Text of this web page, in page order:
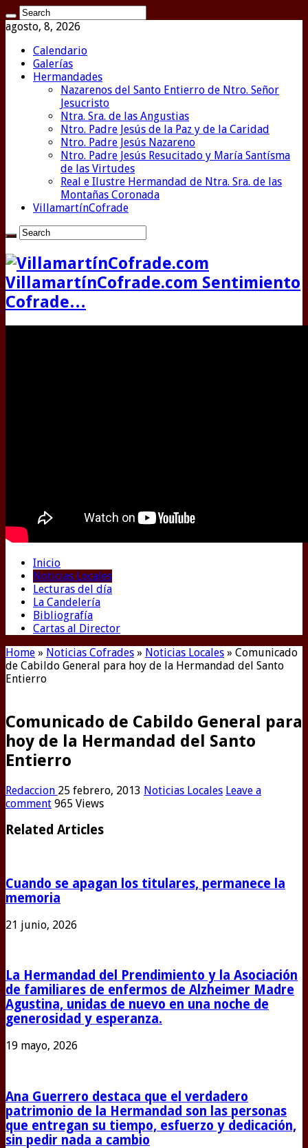
agosto, 8, 2026
Calendario
Galerías
Hermandades
Nazarenos del Santo Entierro de Ntro. Señor
Jesucristo
Ntra. Sra. de las Angustias
Ntro. Padre Jesús de la Paz y de la Caridad
Ntro. Padre Jesús Nazareno
Ntro. Padre Jesús Resucitado y María Santísma
de las Virtudes
Real e Ilustre Hermandad de Ntra. Sra. de las
Montañas Coronada
VillamartínCofrade
VillamartínCofrade.com Sentimiento
Cofrade…
Inicio
Noticias Locales
Lecturas del día
La Candelería
Bibliografía
Cartas al Director
Home » Noticias Cofrades » Noticias Locales » Comunicado
de Cabildo General para hoy de la Hermandad del Santo
Entierro
Comunicado de Cabildo General para
hoy de la Hermandad del Santo
Entierro
Redaccion 25 febrero, 2013 Noticias Locales Leave a
comment 965 Views
Related Articles
Cuando se apagan los titulares, permanece la
memoria
21 junio, 2026
La Hermandad del Prendimiento y la Asociación
de familiares de enfermos de Alzheimer Madre
Agustina, unidas de nuevo en una noche de
generosidad y esperanza.
19 mayo, 2026
Ana Guerrero destaca que el verdadero
patrimonio de la Hermandad son las personas
que entregan su tiempo, esfuerzo y dedicación,
sin pedir nada a cambio